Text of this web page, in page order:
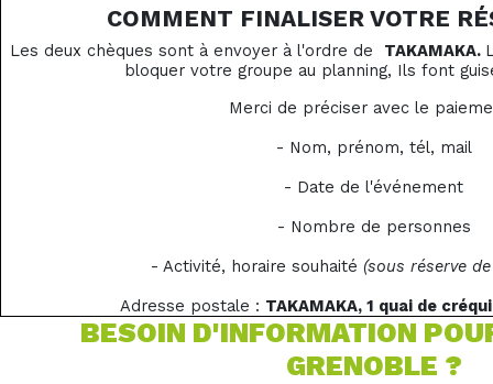
COMMENT FINALISER VOTRE
Les deux chèques sont à envoyer à l'ordre de TAKAMAKA.
bloquer votre groupe au planning, Ils font
Merci de préciser avec le
- Nom, prénom, tél, mail
- Date de l'événement
- Nombre de personnes
- Activité, horaire souhaité (sous réserve
Adresse postale : TAKAMAKA, 1 quai de
BESOIN D'INFORMATION
GRENOBLE ?